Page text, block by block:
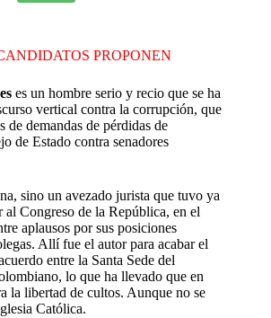
PROPONEN
es un hombre serio y recio que se ha
vertical contra la corrupción, que
de demandas de pérdidas de
de Estado contra senadores
sino un avezado jurista que tuvo ya
Congreso de la República, en el
aplausos por sus posiciones
Allí fue el autor para acabar el
entre la Santa Sede del
lo que ha llevado que en
la libertad de cultos. Aunque no se
Católica.